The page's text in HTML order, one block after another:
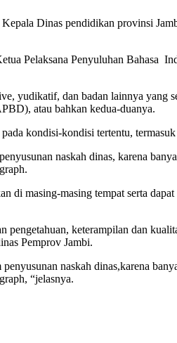
Dinas pendidikan provinsi
Pelaksana Penyuluhan Bahasa
yudikatif, dan badan lainnya yang
atau bahkan kedua-duanya.
kondisi-kondisi tertentu,
naskah dinas, karena
masing-masing tempat serta
keterampilan dan
Pemprov Jambi.
naskah dinas,karena
“jelasnya.